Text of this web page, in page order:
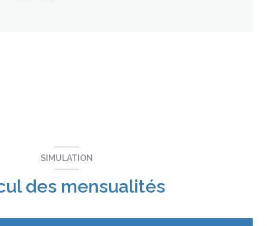
SIMULATION
des mensualités